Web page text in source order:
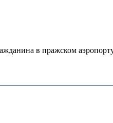
в пражском